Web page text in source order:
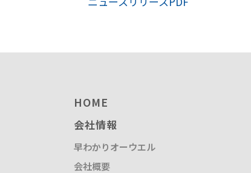
OLDAS（オルダス
HOME
会社情報
早わかりオーウエル
会社概要